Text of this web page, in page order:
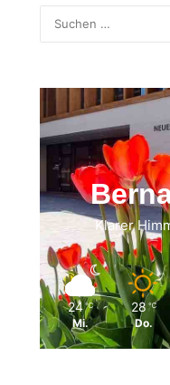
Klarer
24 ℃
Mi.
28 ℃
Do.